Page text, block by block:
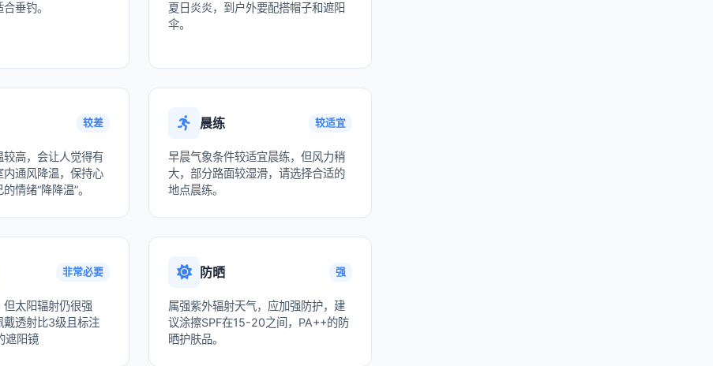
垂钓。
夏日炎炎，到户外要配搭帽子和遮阳
伞。
较差
较高，会让人觉得有
内通风降温，保持心
情绪“降降温”。
晨练 较适宜
早晨气象条件较适宜晨练，但风力稍
大，部分路面较湿滑，请选择合适的
地点晨练。
非常必要
但太阳辐射仍很强
戴透射比3级且标注
遮阳镜
防晒 强
属强紫外辐射天气，应加强防护，建
议涂擦SPF在15-20之间，PA++的防
晒护肤品。